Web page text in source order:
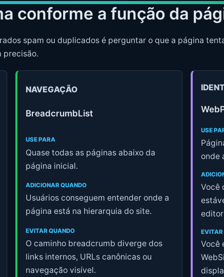
conforme a função da
spam ou duplicados é perguntar o que a página
precisão.
NAVEGAÇÃO
BreadcrumbList
USE PARA
Quase todas as páginas abaixo da
página inicial.
ADICIONAR QUANDO
Usuários conseguem entender onde a
página está na hierarquia do site.
EVITAR QUANDO
O caminho breadcrumb diverge dos
links internos, URLs canônicas ou
navegação visível.
USE
onde
Você
EVITAR
Você